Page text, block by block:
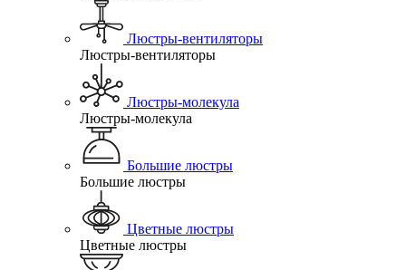
Люстры-вентиляторы
Люстры-вентиляторы
Люстры-молекула
Люстры-молекула
Большие люстры
Большие люстры
Цветные люстры
Цветные люстры